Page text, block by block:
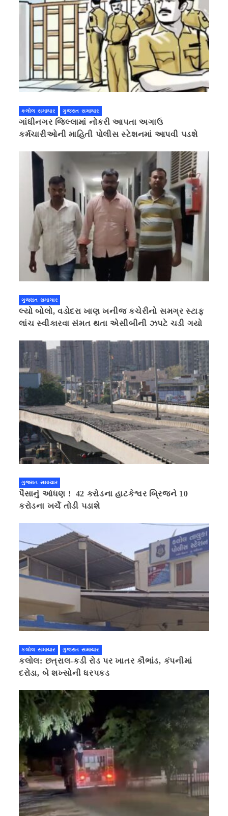
કલોલ સમાચાર ગુજરાત સમાચાર
ગાંધીનગર જિલ્લામાં નોકરી આપતા અગાઉ
કર્મચારીઓની માહિતી પોલીસ સ્ટેશનમાં આપવી પડશે
ગુજરાત સમાચાર
લ્યો બોલો, વડોદરા ખાણ ખનીજ કચેરીનો સમગ્ર સ્ટાફ
લાંચ સ્વીકારવા સંમત થતા એસીબીની ઝપટે ચડી ગયો
ગુજરાત સમાચાર
પૈસાનું આંધણ ! 42 કરોડના હાટકેશ્વર બ્રિજને 10
કરોડના ખર્ચે તોડી પડાશે
કલોલ સમાચાર ગુજરાત સમાચાર
કલોલ: છત્રાલ-કડી રોડ પર ખાતર કૌભાંડ, કંપનીમાં
દરોડા, બે શખ્સોની ધરપકડ